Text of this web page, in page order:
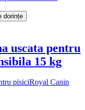
dorințe
uscata pentru
15 kg
pisiciRoyal Canin